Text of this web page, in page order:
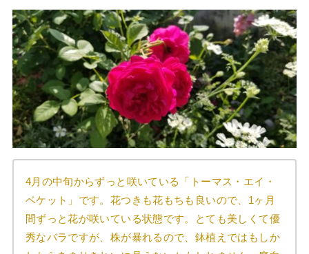
4月の中旬からずっと咲いている「トーマス・エイ・
ベケット」です。花つきも花もちも良いので、1ヶ月
間ずっと花が咲いている状態です。とても美しくて優
秀なバラですが、株が暴れるので、鉢植えではもしか